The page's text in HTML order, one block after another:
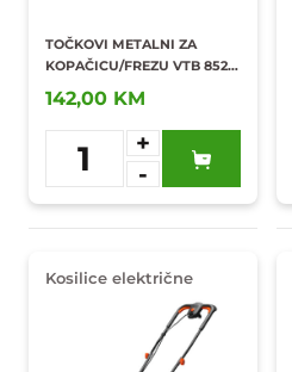
TOČKOVI METALNI ZA
KOPAČICU/FREZU VTB 852
(4.00-8) PAR
142,00 KM
1
+
-
Dodaj u
omiljene
Kosilice električne